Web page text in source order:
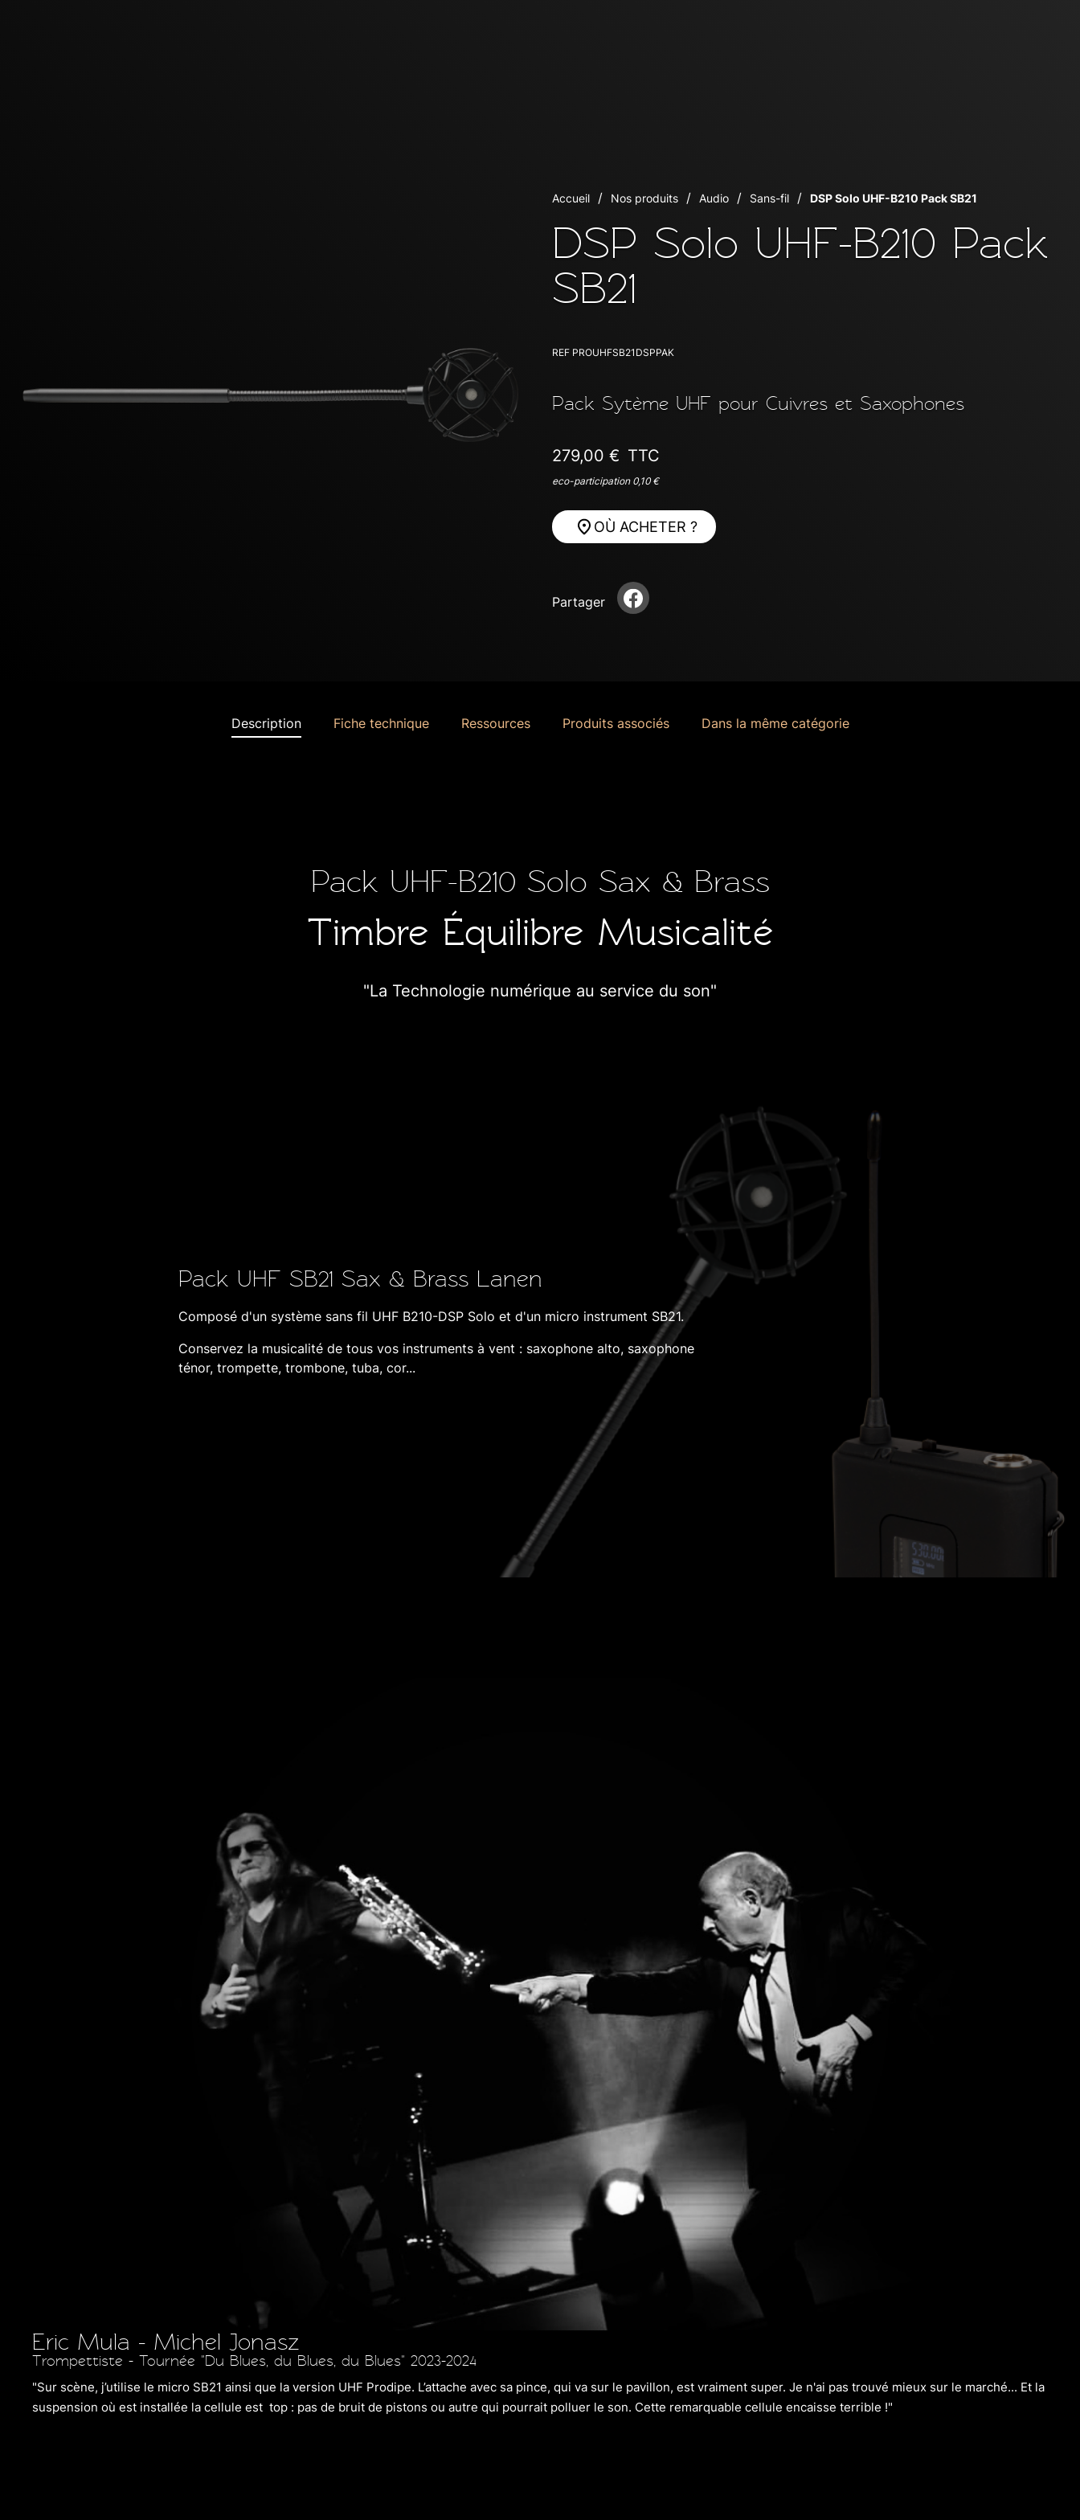
Previous Next
Accueil Nos produits Audio Sans-fil DSP Solo UHF-B210 Pack SB21
DSP Solo UHF-B210 Pack
SB21
REF PROUHFSB21DSPPAK
Pack Sytème UHF pour Cuivres et Saxophones
279,00 € TTC
eco-participation 0,10 €
OÙ ACHETER ?
Partager
Description Fiche technique Ressources Produits associés Dans la même catégorie
Pack UHF-B210 Solo Sax & Brass
Timbre Équilibre Musicalité
"La Technologie numérique au service du son"
Pack UHF SB21 Sax & Brass Lanen
Composé d'un système sans fil UHF B210-DSP Solo et d'un micro instrument SB21.
Conservez la musicalité de tous vos instruments à vent : saxophone alto, saxophone
ténor, trompette, trombone, tuba, cor...
Eric Mula - Michel Jonasz
Trompettiste - Tournée "Du Blues, du Blues, du Blues" 2023-2024
"Sur scène, j’utilise le micro SB21 ainsi que la version UHF Prodipe. L’attache avec sa pince, qui va sur le pavillon, est vraiment super. Je n'ai pas trouvé mieux sur le marché... Et la
suspension où est installée la cellule est top : pas de bruit de pistons ou autre qui pourrait polluer le son. Cette remarquable cellule encaisse terrible !"